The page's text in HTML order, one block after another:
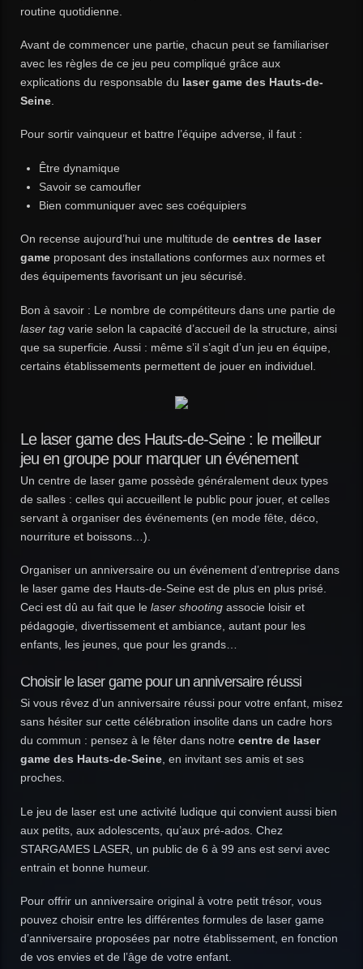
routine quotidienne.
Avant de commencer une partie, chacun peut se familiariser
avec les règles de ce jeu peu compliqué grâce aux
explications du responsable du laser game des Hauts-de-
Seine
Pour sortir vainqueur et battre l’équipe adverse, il faut :
Être dynamique
Savoir se camoufler
Bien communiquer avec ses coéquipiers
On recense aujourd’hui une multitude de centres de laser
game proposant des installations conformes aux normes et
des équipements favorisant un jeu sécurisé.
Bon à savoir : Le nombre de compétiteurs dans une partie de
laser tag varie selon la capacité d’accueil de la structure, ainsi
que sa superficie. Aussi : même s’il s’agit d’un jeu en équipe,
certains établissements permettent de jouer en individuel.
Le laser game des Hauts-de-Seine : le meilleur
jeu en groupe pour marquer un événement
Un centre de laser game possède généralement deux types
de salles : celles qui accueillent le public pour jouer, et celles
servant à organiser des événements (en mode fête, déco,
nourriture et boissons…).
Organiser un anniversaire ou un événement d’entreprise dans
le laser game des Hauts-de-Seine est de plus en plus prisé.
Ceci est dû au fait que le laser shooting associe loisir et
pédagogie, divertissement et ambiance, autant pour les
enfants, les jeunes, que pour les grands…
Choisir le laser game pour un anniversaire réussi
Si vous rêvez d’un anniversaire réussi pour votre enfant, misez
sans hésiter sur cette célébration insolite dans un cadre hors
du commun : pensez à le fêter dans notre centre de laser
game des Hauts-de-Seine, en invitant ses amis et ses
proches.
Le jeu de laser est une activité ludique qui convient aussi bien
aux petits, aux adolescents, qu’aux pré-ados. Chez
STARGAMES LASER, un public de 6 à 99 ans est servi avec
entrain et bonne humeur.
Pour offrir un anniversaire original à votre petit trésor, vous
pouvez choisir entre les différentes formules de laser game
d’anniversaire proposées par notre établissement, en fonction
de vos envies et de l’âge de votre enfant.